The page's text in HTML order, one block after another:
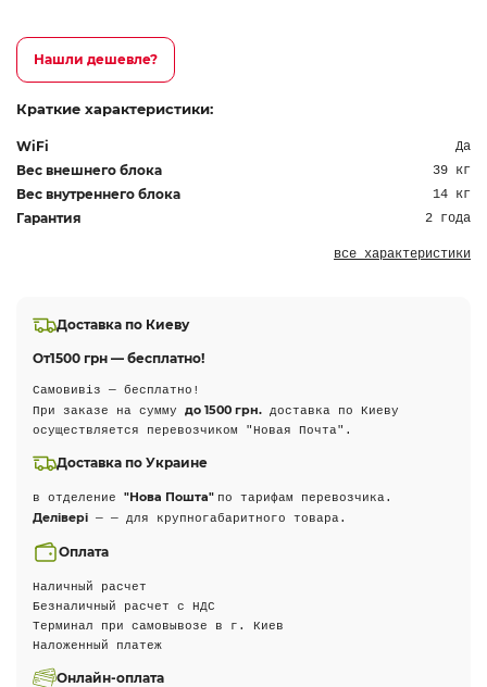
Нашли дешевле?
Краткие характеристики:
WiFi Да
Вес внешнего блока 39 кг
Вес внутреннего блока 14 кг
Гарантия 2 года
все характеристики
Доставка по Киеву
От1500 грн — бесплатно!
Самовивіз — бесплатно!
При заказе на сумму до 1500 грн. доставка по Киеву
осуществляется перевозчиком "Новая Почта".
Доставка по Украине
в отделение "Нова Пошта" по тарифам перевозчика.
Делівері — — для крупногабаритного товара.
Оплата
Наличный расчет
Безналичный расчет с НДС
Терминал при самовывозе в г. Киев
Наложенный платеж
Онлайн-оплата